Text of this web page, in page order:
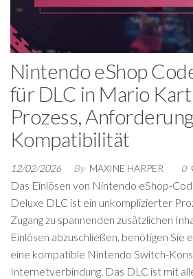
Nintendo eShop
für DLC in Mario
Prozess,
Kompatibilität
12/02/2026 By MAXINE HARPER 0
Das Einlösen von Nintendo eShop-
Deluxe DLC ist ein unkomplizierter
Zugang zu spannenden zusätzlichen
Einlösen abzuschließen, benötigen Sie
eine kompatible Nintendo Switch-
Internetverbindung. Das DLC ist mit